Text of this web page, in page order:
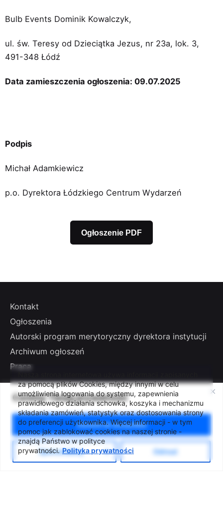
Cenimy Twoją prywatność
za pomocą plików Cookies, między innymi w celu
umożliwienia logowania do systemu, zapewnienia
prawidłowego działania schowka, koszyka i mechanizmu
składania zamówień, statystyk oraz dostosowania strony
do preferencji użytkownika. Więcej informacji - w tym
pomoc jak zablokować cookies na naszej stronie -
znajdą Państwo w polityce
prywatności. Polityka prywatności
Spersonalizuj Odrzuć
Zezwól na wszystkie
Bulb Events Dominik Kowalczyk,
ul. św. Teresy od Dzieciątka Jezus, nr 23a, lok. 3,
491-348 Łódź
Data zamieszczenia ogłoszenia: 09.07.2025
Podpis
Michał Adamkiewicz
p.o. Dyrektora Łódzkiego Centrum Wydarzeń
Ogłoszenie PDF
Kontakt
Ogłoszenia
Autorski program merytoryczny dyrektora instytucji
Archiwum ogłoszeń
Praca
Press office
Deklaracja dostępności
Klauzula Informacyjna RODO
Polityka prywatności